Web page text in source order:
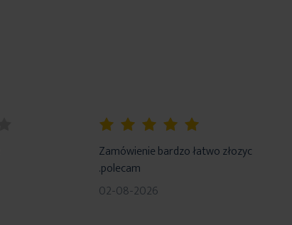
Zamówienie bardzo łatwo złozyc
.polecam
02-08-2026